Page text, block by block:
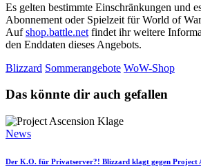
Es gelten bestimmte Einschränkungen und
Abonnement oder Spielzeit für World of
Aufshop.battle.net findet ihr weitere
den Enddaten dieses Angebots.
Blizzard Sommerangebote WoW-Shop
Das könnte dir auch gefallen
News
Der K.O. für Privatserver?! Blizzard klagt gegen Project